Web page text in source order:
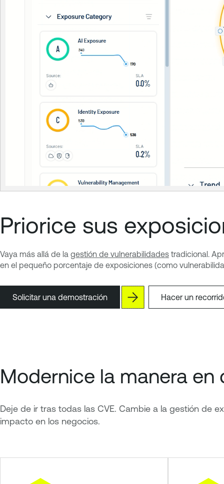
Priorice sus
Vaya más allá de la gestión de vulnerabilidades tradicional.
en el pequeño porcentaje de exposiciones (como
Solicitar una demostración Hacer un
Modernice la manera
Deje de ir tras todas las CVE. Cambie a la gestión de
impacto en los negocios.